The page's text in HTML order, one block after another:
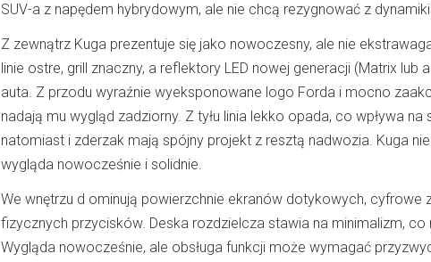
SUV-a z napędem hybrydowym, ale nie chcą rezygnować z
Z zewnątrz Kuga prezentuje się jako nowoczesny, ale nie
linie ostre, grill znaczny, a reflektory LED nowej generacji (Matrix
auta. Z przodu wyraźnie wyeksponowane logo Forda i mocno
nadają mu wygląd zadziorny. Z tyłu linia lekko opada, co wpływa
natomiast i zderzak mają spójny projekt z resztą nadwozia. Kuga
wygląda nowocześnie i solidnie.
We wnętrzu d ominują powierzchnie ekranów dotykowych, cyfrowe
fizycznych przycisków. Deska rozdzielcza stawia na minimalizm, co
Wygląda nowocześnie, ale obsługa funkcji może wymagać